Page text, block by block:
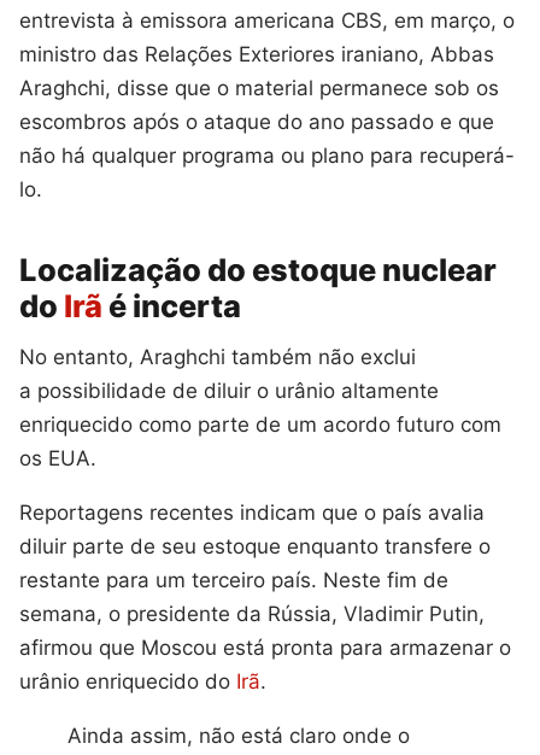
entrevista à emissora americana CBS, em março, o
ministro das Relações Exteriores iraniano, Abbas
Araghchi, disse que o material permanece sob os
escombros após o ataque do ano passado e que
não há qualquer programa ou plano para recuperá-
lo.
Localização do estoque nuclear
do Irã é incerta
No entanto, Araghchi também não exclui
a possibilidade de diluir o urânio altamente
enriquecido como parte de um acordo futuro com
os EUA.
Reportagens recentes indicam que o país avalia
diluir parte de seu estoque enquanto transfere o
restante para um terceiro país. Neste fim de
semana, o presidente da Rússia, Vladimir Putin,
afirmou que Moscou está pronta para armazenar o
urânio enriquecido do Irã.
Ainda assim, não está claro onde o